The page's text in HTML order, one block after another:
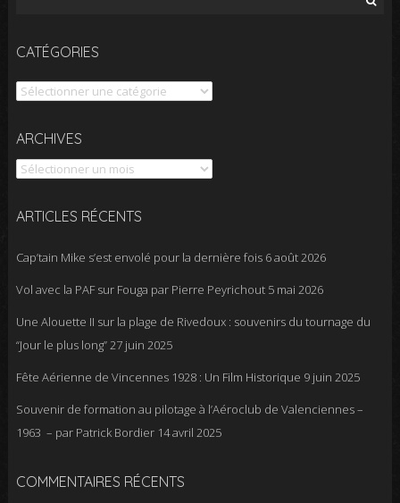
CATÉGORIES
Catégories
ARCHIVES
Archives
ARTICLES RÉCENTS
Cap’tain Mike s’est envolé pour la dernière fois 6 août 2026
Vol avec la PAF sur Fouga par Pierre Peyrichout 5 mai 2026
Une Alouette II sur la plage de Rivedoux : souvenirs du tournage du
“Jour le plus long”27 juin 2025
Fête Aérienne de Vincennes 1928 : Un Film Historique 9 juin 2025
Souvenir de formation au pilotage à l’Aéroclub de Valenciennes –
1963 – par Patrick Bordier 14 avril 2025
COMMENTAIRES RÉCENTS